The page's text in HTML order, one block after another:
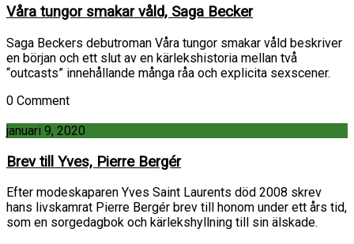
Våra tungor smakar våld, Saga Becker
Saga Beckers debutroman Våra tungor smakar våld beskriver
en början och ett slut av en kärlekshistoria mellan två
“outcasts” innehållande många råa och explicita sexscener.
0 Comment
januari 9, 2020
Brev till Yves, Pierre Bergér
Efter modeskaparen Yves Saint Laurents död 2008 skrev
hans livskamrat Pierre Bergér brev till honom under ett års tid,
som en sorgedagbok och kärlekshyllning till sin älskade.